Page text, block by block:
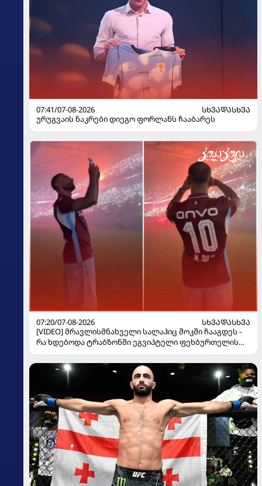
07:41/07-08-2026
ᲡᲮᲕᲐᲓᲐᲡᲮᲕᲐ
ურუგვაის ნაკრები დიეგო ფორლანს ჩააბარეს
07:20/07-08-2026
ᲡᲮᲕᲐᲓᲐᲡᲮᲕᲐ
[VIDEO] მრავლისმნახველი სალაჰიც შოკში ჩააგდეს -
რა ხდებოდა ტრაბზონში ეგვიპტელი ფეხბურთელის